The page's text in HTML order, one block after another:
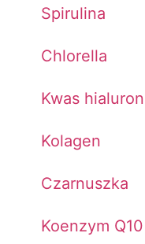
Spirulina
Chlorella
Kwas
Kolagen
Czarnuszka
Koenzym Q10